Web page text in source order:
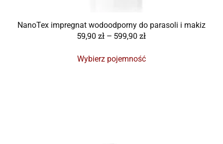
NanoTex impregnat wodoodporny do parasoli i makiz
59,90zł – 599,90zł
Wybierz pojemność